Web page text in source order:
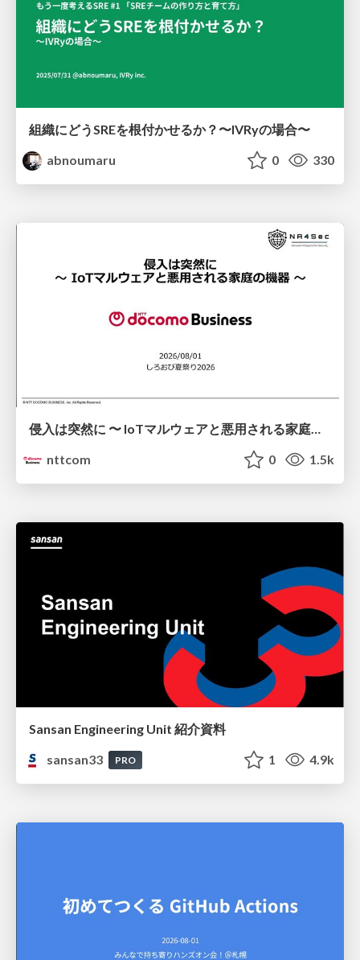
組織にどうSREを根付かせるか？〜IVRyの場合〜
abnoumaru
0 330
侵入は突然に 〜 IoTマルウェアと悪用される家庭の機器 ～ / When Intrusion Strikes: IoT Malware and the Abuse of Home Devices
nttcom
0 1.5k
Sansan Engineering Unit 紹介資料
sansan33
PRO 1 4.9k